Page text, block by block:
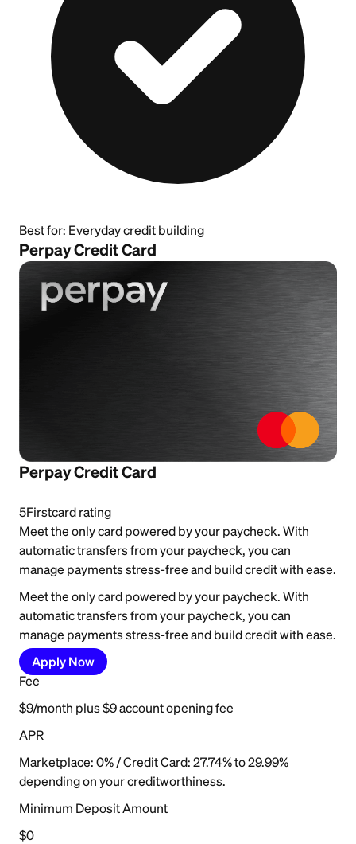
Best for: Everyday credit building
Perpay Credit Card
Perpay Credit Card
5Firstcard rating
Meet the only card powered by your paycheck. With
automatic transfers from your paycheck, you can
manage payments stress-free and build credit with ease.
Meet the only card powered by your paycheck. With
automatic transfers from your paycheck, you can
manage payments stress-free and build credit with ease.
Apply Now
Fee
$9/month plus $9 account opening fee
APR
Marketplace: 0% / Credit Card: 27.74% to 29.99%
depending on your creditworthiness.
Minimum Deposit Amount
$0